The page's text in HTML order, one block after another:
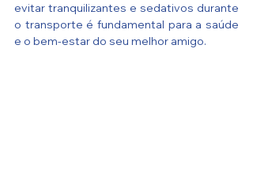
evitar tranquilizantes e sedativos durante
o transporte é fundamental para a saúde
e o bem-estar do seu melhor amigo.